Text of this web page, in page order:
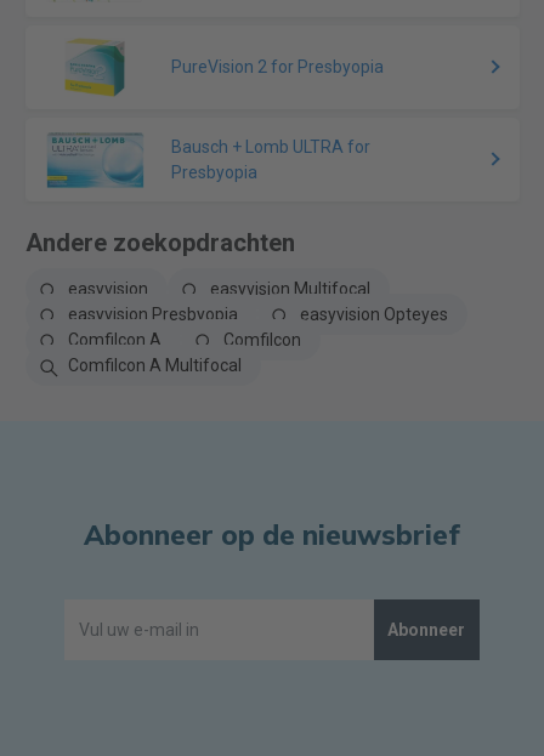
PureVision 2 for Presbyopia
Bausch + Lomb ULTRA for
Presbyopia
Andere zoekopdrachten
easyvision
easyvision Multifocal
easyvision Presbyopia
easyvision Opteyes
Comfilcon A
Comfilcon
Comfilcon A Multifocal
Abonneer op de nieuwsbrief
Abonneer